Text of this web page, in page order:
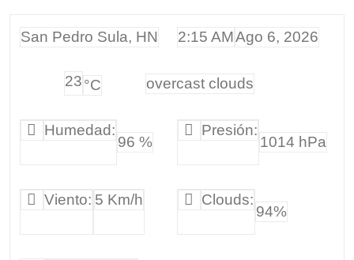
San Pedro Sula, HN 2:15 AMAgo 6, 2026
23°C overcast clouds
Humedad:
96 %
Presión:
1014 hPa
Viento: 5 Km/h Clouds:
94%